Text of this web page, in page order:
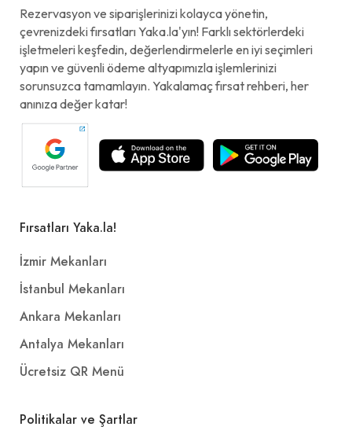
Rezervasyon ve siparişlerinizi kolayca yönetin,
çevrenizdeki fırsatları Yaka.la'yın! Farklı sektörlerdeki
işletmeleri keşfedin, değerlendirmelerle en iyi seçimleri
yapın ve güvenli ödeme altyapımızla işlemlerinizi
sorunsuzca tamamlayın. Yakalamaç fırsat rehberi, her
anınıza değer katar!
Fırsatları Yaka.la!
İzmir Mekanları
İstanbul Mekanları
Ankara Mekanları
Antalya Mekanları
Ücretsiz QR Menü
Politikalar ve Şartlar